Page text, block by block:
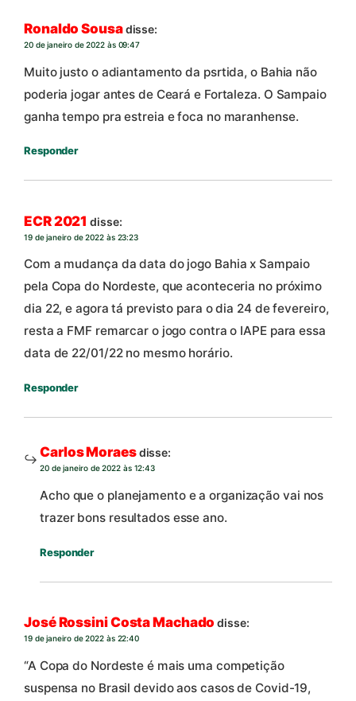
Ronaldo Sousadisse:
20 de janeiro de 2022 às 09:47
Muito justo o adiantamento da psrtida, o Bahia não
poderia jogar antes de Ceará e Fortaleza. O Sampaio
ganha tempo pra estreia e foca no maranhense.
Responder
ECR 2021 disse:
19 de janeiro de 2022 às 23:23
Com a mudança da data do jogo Bahia x Sampaio
pela Copa do Nordeste, que aconteceria no próximo
dia 22, e agora tá previsto para o dia 24 de fevereiro,
resta a FMF remarcar o jogo contra o IAPE para essa
data de 22/01/22 no mesmo horário.
Responder
Carlos Moraesdisse:
20 de janeiro de 2022 às 12:43
Acho que o planejamento e a organização vai nos
trazer bons resultados esse ano.
Responder
José Rossini Costa Machado disse:
19 de janeiro de 2022 às 22:40
“A Copa do Nordeste é mais uma competição
suspensa no Brasil devido aos casos de Covid-19,